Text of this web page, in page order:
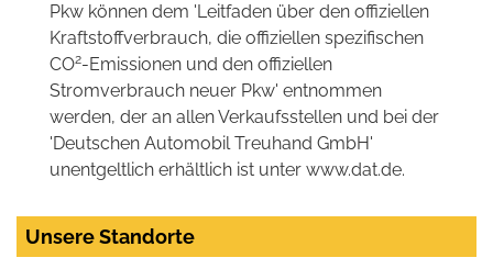
Pkw können dem 'Leitfaden über den offiziellen
Kraftstoffverbrauch, die offiziellen spezifischen
CO2-Emissionen und den offiziellen
Stromverbrauch neuer Pkw' entnommen
werden, der an allen Verkaufsstellen und bei der
'Deutschen Automobil Treuhand GmbH'
unentgeltlich erhältlich ist unter www.dat.de.
Unsere Standorte